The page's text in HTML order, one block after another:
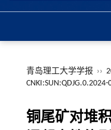
青岛理工大学学报 ››
CNKI:SUN:QDJG.0.2024-
铜尾矿对堆